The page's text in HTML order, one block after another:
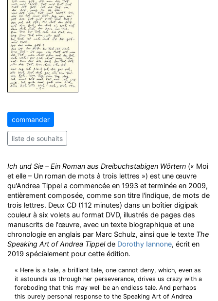
commander
liste de souhaits
Ich und Sie – Ein Roman aus Dreibuchstabigen Wörtern (« Moi
et elle – Un roman de mots à trois lettres ») est une œuvre
qu'Andrea Tippel a commencée en 1993 et terminée en 2009,
entièrement composée, comme son titre l'indique, de mots de
trois lettres. Deux CD (112 minutes) dans un boîtier digipak
couleur à six volets au format DVD, illustrés de pages des
manuscrits de l'œuvre, avec un texte biographique et une
chronologie en anglais par Marc Schulz, ainsi que le texte The
Speaking Art of Andrea Tippelde Dorothy Iannone, écrit en
2019 spécialement pour cette édition.
« Here is a tale, a brilliant tale, one cannot deny, which, even as
it astounds us through her perseverance, drives us crazy with a
foreboding that this may well be an endless tale. And perhaps
this purely personal response to the Speaking Art of Andrea